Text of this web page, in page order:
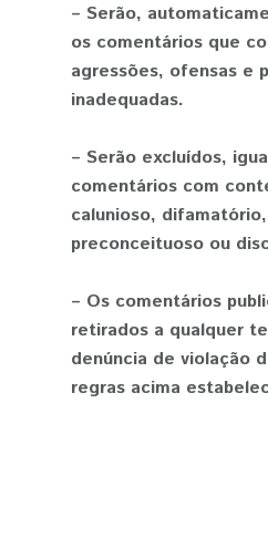
– Serão,
os comentários que
agressões, ofensas e
inadequadas.
– Serão excluídos,
comentários com
calunioso,
preconceituoso ou
– Os comentários
retirados a qualquer
denúncia de violação
regras acima